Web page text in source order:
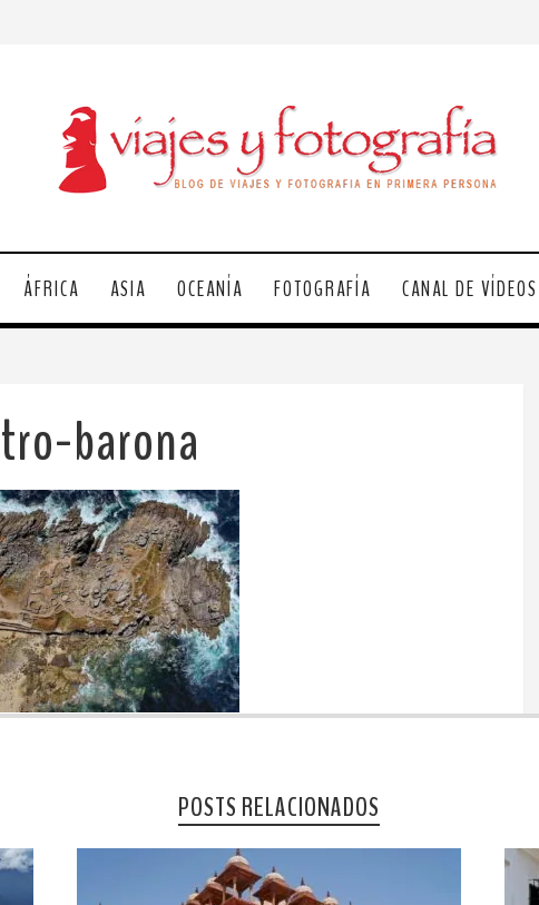
ÁFRICA ASIA OCEANÍA FOTOGRAFÍA CANAL DE VÍDEOS
barona
POSTS RELACIONADOS